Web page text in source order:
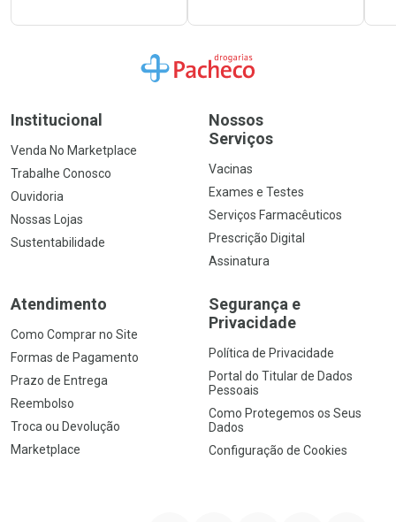
Ir para a Home
Institucional
Venda No Marketplace
Trabalhe Conosco
Ouvidoria
Nossas Lojas
Sustentabilidade
Nossos
Serviços
Vacinas
Exames e Testes
Serviços Farmacêuticos
Prescrição Digital
Assinatura
Atendimento
Como Comprar no Site
Formas de Pagamento
Prazo de Entrega
Reembolso
Troca ou Devolução
Marketplace
Segurança e
Privacidade
Política de Privacidade
Portal do Titular de Dados
Pessoais
Como Protegemos os Seus
Dados
Configuração de Cookies